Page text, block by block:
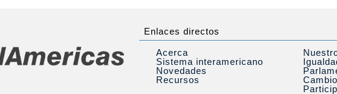
Enlaces directos
Acerca
Sistema interamericano
Novedades
Recursos